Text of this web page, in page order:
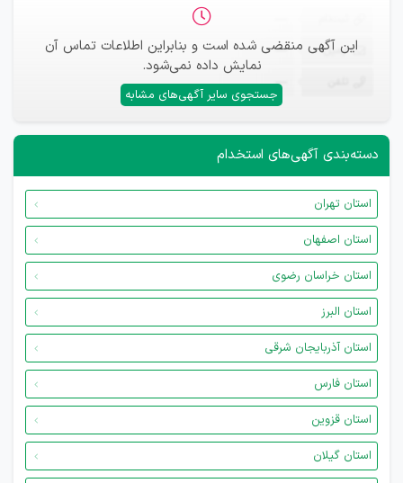
این آگهی منقضی شده است و بنابراین اطلاعات تماس آن
نمایش داده نمی‌شود.
جستجوی سایر آگهی‌های مشابه
ایمیل —
—
دسته‌بندی آگهی‌های استخدام
استان تهران
استان اصفهان
استان خراسان رضوی
استان البرز
استان آذربایجان شرقی
استان فارس
استان قزوین
استان گیلان